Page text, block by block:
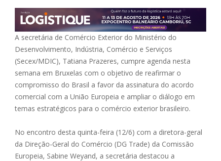
A secretária de Comércio Exterior do Ministério do
Desenvolvimento, Indústria, Comércio e Serviços
(Secex/MDIC), Tatiana Prazeres, cumpre agenda nesta
semana em Bruxelas com o objetivo de reafirmar o
compromisso do Brasil a favor da assinatura do acordo
comercial com a União Europeia e ampliar o diálogo em
temas estratégicos para o comércio exterior brasileiro.
No encontro desta quinta-feira (12/6) com a diretora-geral
da Direção-Geral do Comércio (DG Trade) da Comissão
Europeia, Sabine Weyand, a secretária destacou a